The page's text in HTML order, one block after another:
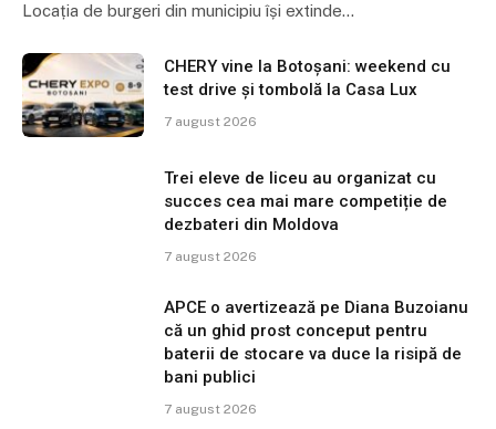
Locația de burgeri din municipiu își extinde…
CHERY vine la Botoșani: weekend cu
test drive și tombolă la Casa Lux
7 august 2026
Trei eleve de liceu au organizat cu
succes cea mai mare competiție de
dezbateri din Moldova
7 august 2026
APCE o avertizează pe Diana Buzoianu
că un ghid prost conceput pentru
baterii de stocare va duce la risipă de
bani publici
7 august 2026